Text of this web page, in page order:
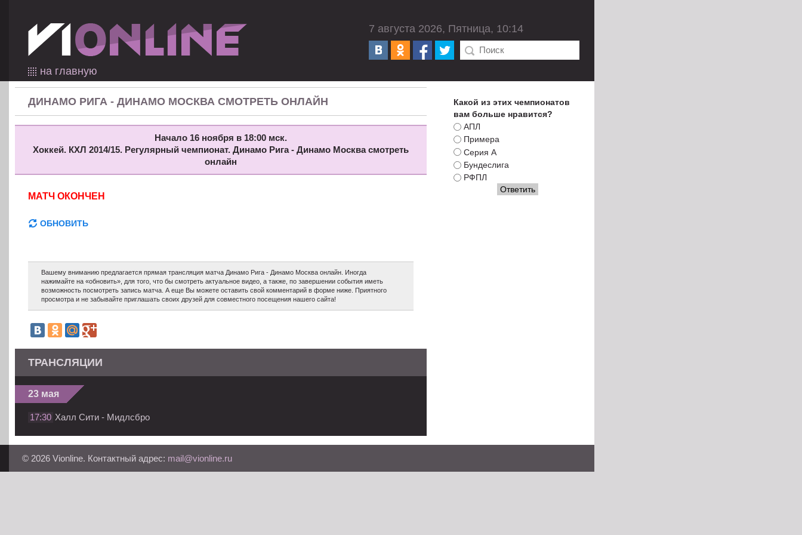
на главную
7 августа 2026, Пятница, 10:14
ДИНАМО РИГА - ДИНАМО МОСКВА СМОТРЕТЬ ОНЛАЙН
Начало 16 ноября в 18:00 мск.
Хоккей. КХЛ 2014/15. Регулярный чемпионат. Динамо Рига - Динамо Москва смотреть
онлайн
МАТЧ ОКОНЧЕН
ОБНОВИТЬ
Вашему вниманию предлагается прямая трансляция матча Динамо Рига - Динамо Москва онлайн. Иногда
нажимайте на «обновить», для того, что бы смотреть актуальное видео, а также, по завершении события иметь
возможность посмотреть запись матча. А еще Вы можете оставить свой комментарий в форме ниже. Приятного
просмотра и не забывайте приглашать своих друзей для совместного посещения нашего сайта!
ТРАНСЛЯЦИИ
23 мая
17:30 Халл Сити - Мидлсбро
Какой из этих чемпионатов
вам больше нравится?
АПЛ
Примера
Серия А
Бундеслига
РФПЛ
© 2026 Vionline. Контактный адрес: mail@vionline.ru